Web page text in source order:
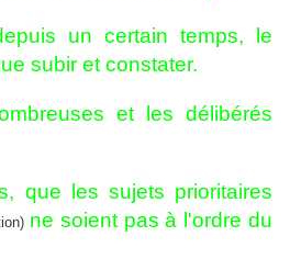
un certain temps, le
subir et constater.
et les délibérés
que les sujets prioritaires
ne soient pas à l'ordre du